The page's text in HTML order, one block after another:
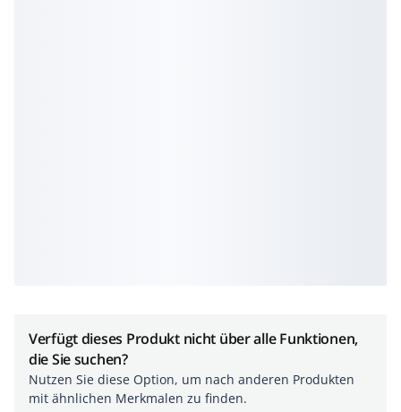
Verfügt dieses Produkt nicht über alle Funktionen,
die Sie suchen?
Nutzen Sie diese Option, um nach anderen Produkten
mit ähnlichen Merkmalen zu finden.